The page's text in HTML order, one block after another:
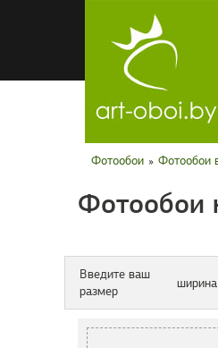
Фотообои » Фотообои
Фотообои
Введите ваш
размер
ширина